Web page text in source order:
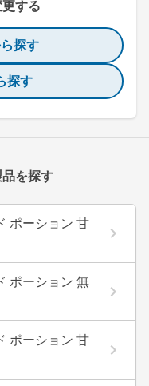
する
探す
探す
を探す
ポーション 甘
ポーション 無
ポーション 甘